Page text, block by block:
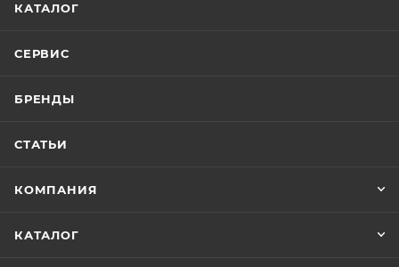
КАТАЛОГ
СЕРВИС
БРЕНДЫ
СТАТЬИ
КОМПАНИЯ
КАТАЛОГ